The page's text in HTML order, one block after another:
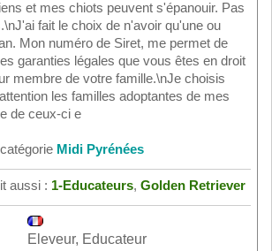
et mes chiots peuvent s'épanouir. Pas
fait le choix de n'avoir qu'une ou
Mon numéro de Siret, me permet de
garanties légales que vous êtes en droit
membre de votre famille.\nJe choisis
les familles adoptantes de mes
de ceux-ci e
Midi Pyrénées
aussi : 1-Educateurs, Golden Retriever
Eleveur, Educateur